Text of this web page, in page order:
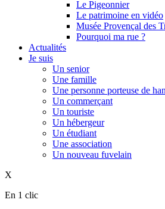
Le Pigeonnier
Le patrimoine en vidéo
Musée Provençal des
Pourquoi ma rue ?
Actualités
Je suis
Un senior
Une famille
Une personne porteuse de
Un commerçant
Un touriste
Un hébergeur
Un étudiant
Une association
Un nouveau fuvelain
X
En 1 clic